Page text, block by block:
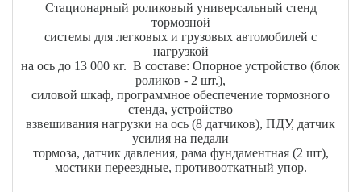
Стационарный роликовый универсальный стенд
тормозной
системы для легковых и грузовых автомобилей с
нагрузкой
на ось до 13 000 кг. В составе: Опорное устройство (блок
роликов - 2 шт.),
силовой шкаф, программное обеспечение тормозного
стенда, устройство
взвешивания нагрузки на ось (8 датчиков), ПДУ, датчик
усилия на педали
тормоза, датчик давления, рама фундаментная (2 шт),
мостики переездные, противооткатный упор.